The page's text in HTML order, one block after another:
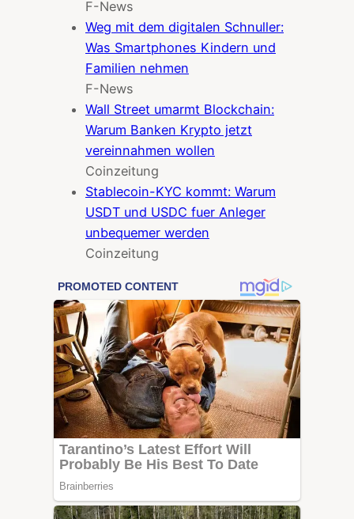
F-News
Weg mit dem digitalen Schnuller:
Was Smartphones Kindern und
Familien nehmen
F-News
Wall Street umarmt Blockchain:
Warum Banken Krypto jetzt
vereinnahmen wollen
Coinzeitung
Stablecoin-KYC kommt: Warum
USDT und USDC fuer Anleger
unbequemer werden
Coinzeitung